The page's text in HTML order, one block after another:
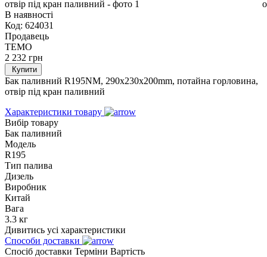
В наявності
Код: 624031
Продавець
TEMO
2 232 грн
Купити
Бак паливний R195NM, 290x230x200mm, потайна горловина,
отвір під кран паливний
Характеристики товару
Вибір товару
Бак паливний
Модель
R195
Тип палива
Дизель
Виробник
Китай
Вага
3.3 кг
Дивитись усі характеристики
Способи доставки
Спосіб доставки Терміни Вартість